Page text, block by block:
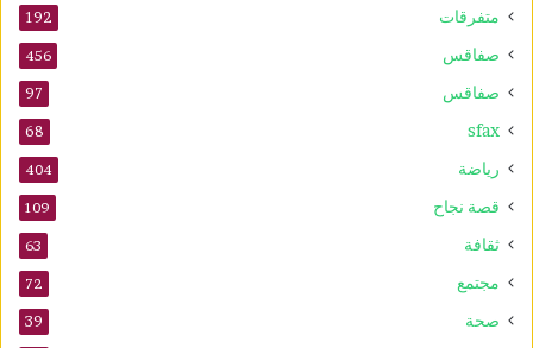
متفرقات 192
صفاقس 456
صفاقس 97
sfax
68
رياضة 404
قصة نجاح 109
ثقافة 63
مجتمع 72
صحة 39